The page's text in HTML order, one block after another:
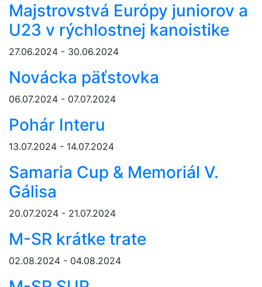
Majstrovstvá Európy juniorov a
U23 v rýchlostnej kanoistike
27.06.2024 - 30.06.2024
Novácka päťstovka
06.07.2024 - 07.07.2024
Pohár Interu
13.07.2024 - 14.07.2024
Samaria Cup & Memoriál V.
Gálisa
20.07.2024 - 21.07.2024
M-SR krátke trate
02.08.2024 - 04.08.2024